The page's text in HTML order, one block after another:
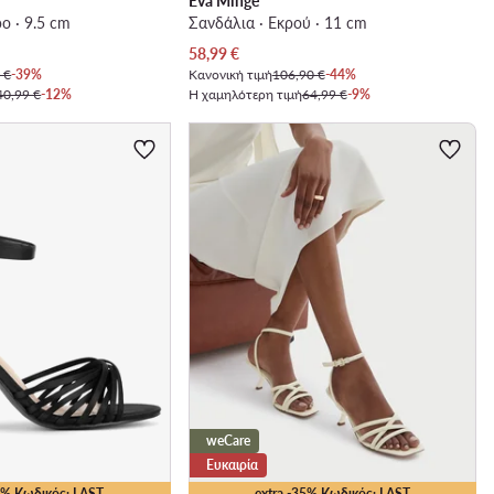
· 9.5 cm
€-39%
€-12%
Σανδάλια · Εκρού · 11 cm
Τρέχουσα τιμή
58,99€
Κανονική τιμή106,90 €-44%
Η χαμηλότερη τιμή64,99 €-9%
weCare
Ευκαιρία